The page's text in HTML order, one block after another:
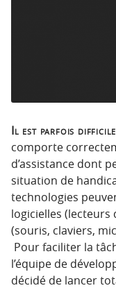
p
a
l
e
Il est parfois difficile
comporte
d’assistance dont
situation de
technologies
logicielles (lecteurs
(souris, claviers,
Pour faciliter la
l’équipe de
décidé de lancer